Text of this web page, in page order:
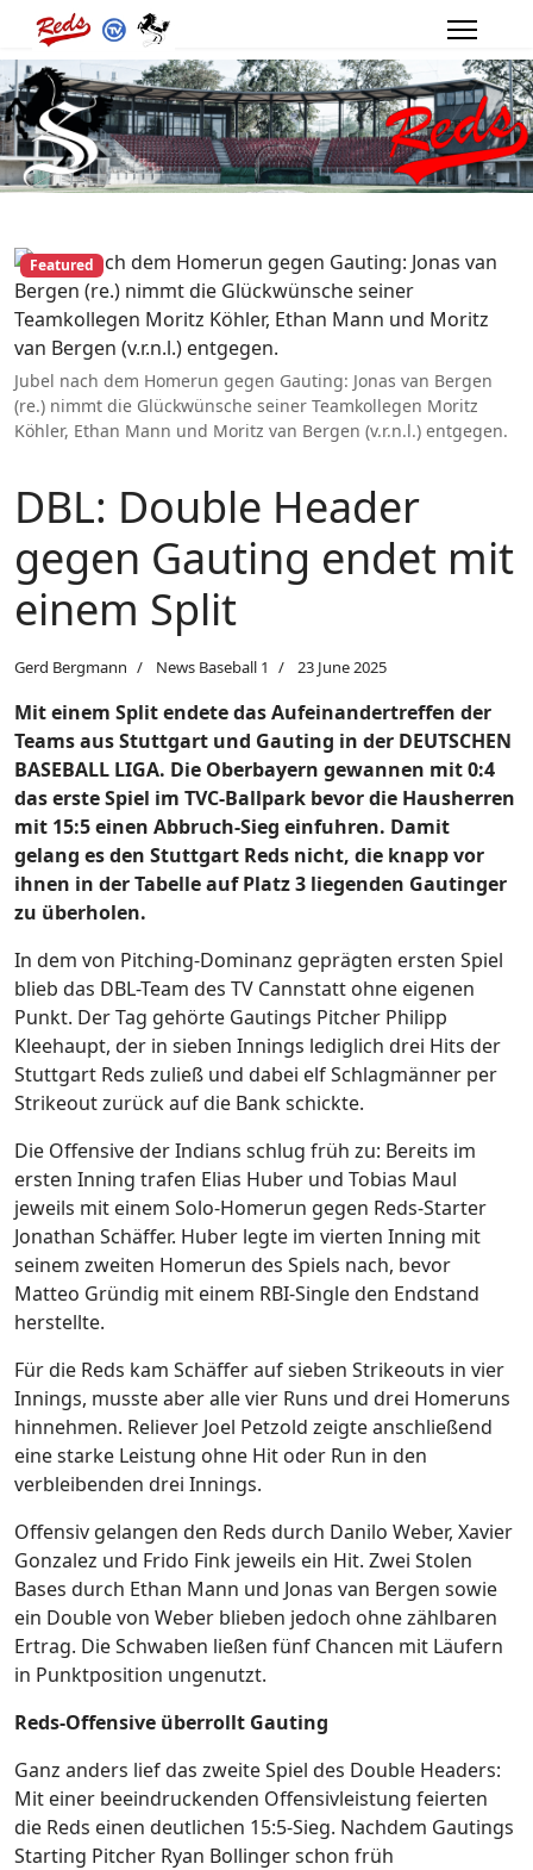
Jubel nach dem Homerun gegen Gauting: Jonas van Bergen
(re.) nimmt die Glückwünsche seiner Teamkollegen Moritz
Köhler, Ethan Mann und Moritz van Bergen (v.r.n.l.) entgegen.
Featured
DBL: Double Header
gegen Gauting endet mit
einem Split
Gerd Bergmann News Baseball 1 23 June 2025
Mit einem Split endete das Aufeinandertreffen der
Teams aus Stuttgart und Gauting in der DEUTSCHEN
BASEBALL LIGA. Die Oberbayern gewannen mit 0:4
das erste Spiel im TVC-Ballpark bevor die Hausherren
mit 15:5 einen Abbruch-Sieg einfuhren. Damit
gelang es den Stuttgart Reds nicht, die knapp vor
ihnen in der Tabelle auf Platz 3 liegenden Gautinger
zu überholen.
In dem von Pitching-Dominanz geprägten ersten Spiel
blieb das DBL-Team des TV Cannstatt ohne eigenen
Punkt. Der Tag gehörte Gautings Pitcher Philipp
Kleehaupt, der in sieben Innings lediglich drei Hits der
Stuttgart Reds zuließ und dabei elf Schlagmänner per
Strikeout zurück auf die Bank schickte.
Die Offensive der Indians schlug früh zu: Bereits im
ersten Inning trafen Elias Huber und Tobias Maul
jeweils mit einem Solo-Homerun gegen Reds-Starter
Jonathan Schäffer. Huber legte im vierten Inning mit
seinem zweiten Homerun des Spiels nach, bevor
Matteo Gründig mit einem RBI-Single den Endstand
herstellte.
Für die Reds kam Schäffer auf sieben Strikeouts in vier
Innings, musste aber alle vier Runs und drei Homeruns
hinnehmen. Reliever Joel Petzold zeigte anschließend
eine starke Leistung ohne Hit oder Run in den
verbleibenden drei Innings.
Offensiv gelangen den Reds durch Danilo Weber, Xavier
Gonzalez und Frido Fink jeweils ein Hit. Zwei Stolen
Bases durch Ethan Mann und Jonas van Bergen sowie
ein Double von Weber blieben jedoch ohne zählbaren
Ertrag. Die Schwaben ließen fünf Chancen mit Läufern
in Punktposition ungenutzt.
Reds-Offensive überrollt Gauting
Ganz anders lief das zweite Spiel des Double Headers:
Mit einer beeindruckenden Offensivleistung feierten
die Reds einen deutlichen 15:5-Sieg. Nachdem Gautings
Starting Pitcher Ryan Bollinger schon früh